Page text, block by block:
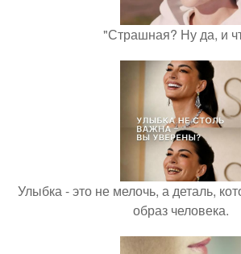
"Страшная? Ну да, и
Улыбка - это не мелочь, а деталь,
образ человека.